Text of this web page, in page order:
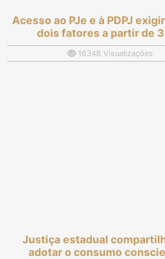
Acesso ao PJe e à PDPJ
dois fatores a partir de
16348 Visualizações
Justiça estadual
adotar o consumo